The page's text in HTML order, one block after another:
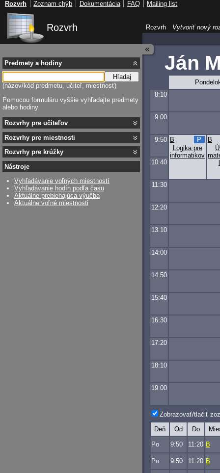
Rozvrh
Ján
8:10
9:00
9:50
Logika pre
informatikov
B
P
B
10:40
11:30
12:20
13:10
14:00
14:50
15:40
16:30
17:20
18:10
19:00
Zobrazovať/tlačiť
Deň Od Do
Po 9:50 11:20 B
Po 9:50 11:20 B
Predmety a hodiny
Hľadaj
(názov/kód predmetu, učiteľ, miestnosť)
Pomocou formuláru vyššie vyhľadajte predmety
alebo hodiny
Rozvrhy pre učiteľov
Rozvrhy pre miestnosti
Rozvrhy pre krúžky
Nástroje
Vyhľadávanie voľných miestností
Vyhľadávanie hodín podľa času
Aktuálne prebiehajúca výučba
Aktuálne voľné miestnosti
Rozvrh Vytvoriť nový
Rozvrh Zoznam chýb Dokumentácia FAQ Mailing list